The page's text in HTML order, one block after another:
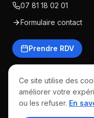
07 81 18 02 01
Formulaire contact
Prendre RDV
©2026Keywebin ·
Ce site utilise des
améliorer votre
ou les refuser. En